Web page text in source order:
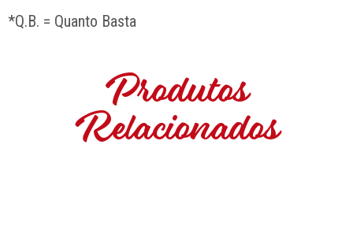
*Q.B. = Quanto Basta
Produtos
Relacionados